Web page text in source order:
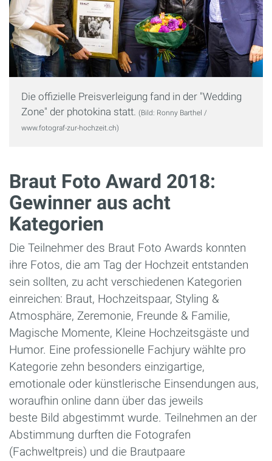
Die offizielle Preisverleigung fand in der "Wedding
Zone" der photokina statt. (Bild: Ronny Barthel /
www.fotograf-zur-hochzeit.ch)
Braut Foto Award 2018:
Gewinner aus acht
Kategorien
Die Teilnehmer des Braut Foto Awards konnten
ihre Fotos, die am Tag der Hochzeit entstanden
sein sollten, zu acht verschiedenen Kategorien
einreichen: Braut, Hochzeitspaar, Styling &
Atmosphäre, Zeremonie, Freunde & Familie,
Magische Momente, Kleine Hochzeitsgäste und
Humor. Eine professionelle Fachjury wählte pro
Kategorie zehn besonders einzigartige,
emotionale oder künstlerische Einsendungen aus,
woraufhin online dann über das jeweils
beste Bild abgestimmt wurde. Teilnehmen an der
Abstimmung durften die Fotografen
(Fachweltpreis) und die Brautpaare